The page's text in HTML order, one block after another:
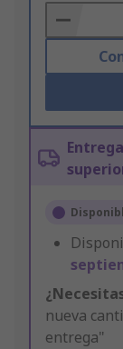
Basket
nueva
entrega"